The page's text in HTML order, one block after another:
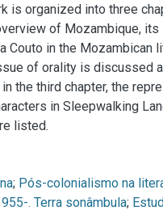
is organized into three
of Mozambique,
Couto in the Mozambican
of orality is discussed
the third chapter, the
in Sleepwalking
listed.
; Pós-colonialismo na
. Terra sonâmbula;